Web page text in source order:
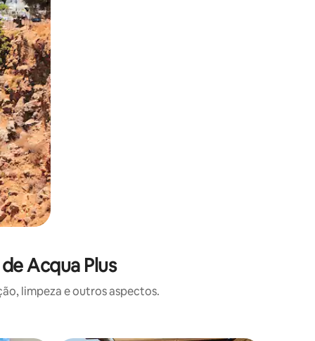
Acqua Plus
limpeza e outros aspectos.